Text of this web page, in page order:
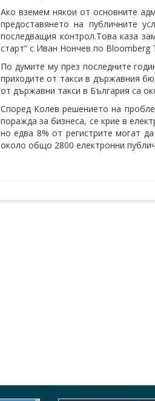
Ако вземем някои от основните
предоставянето на публичните
последващия контрол.Това каза
старт“ с Иван Нончев по Bloomberg
По думите му през последните
приходите от такси в държавния
от държавни такси в България са
Според Колев решението на
поражда за бизнеса, се крие в
но едва 8% от регистрите могат
около общо 2800 електронни